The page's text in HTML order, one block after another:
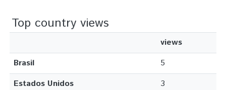
Top country views
views
Brasil
5
Estados Unidos
3